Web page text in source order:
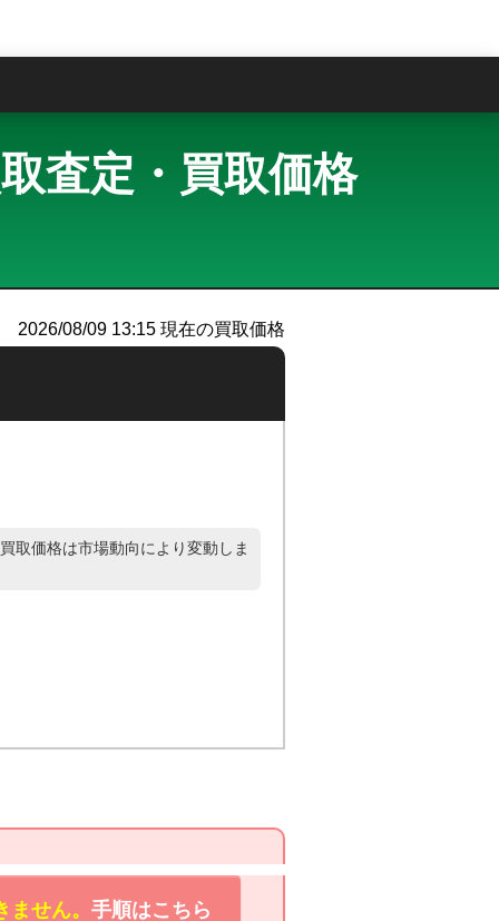
査定・買取価格
2026/08/09 13:15 現在の買取価格
取価格は市場動向により変動しま
せん。 手順はこちら